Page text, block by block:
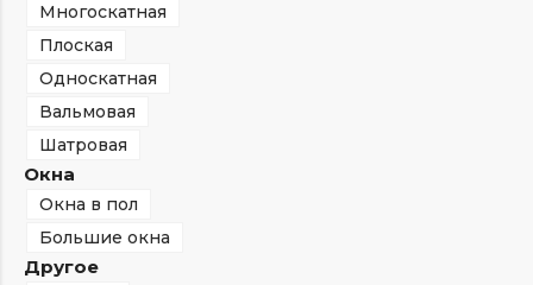
Многоскатная
Плоская
Односкатная
Вальмовая
Шатровая
Окна
Окна в пол
Большие окна
Другое